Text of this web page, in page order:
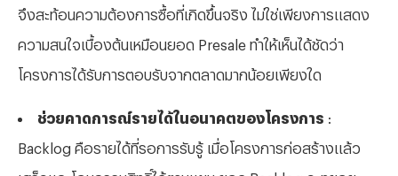
จึงสะท้อนความต้องการซื้อที่เกิดขึ้นจริง ไม่ใช่เพียงการแสดง
ความสนใจเบื้องต้นเหมือนยอด Presale ทำให้เห็นได้ชัดว่า
โครงการได้รับการตอบรับจากตลาดมากน้อยเพียงใด
ช่วยคาดการณ์รายได้ในอนาคตของโครงการ
Backlog คือรายได้ที่รอการรับรู้ เมื่อโครงการก่อสร้างแล้ว